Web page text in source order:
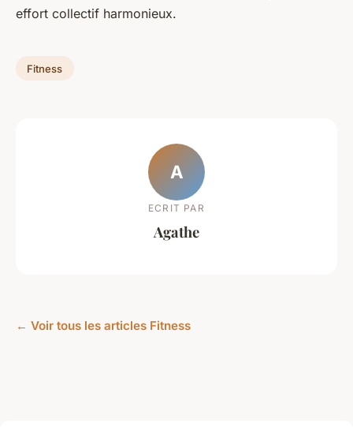
effort collectif harmonieux.
Fitness
A
ECRIT PAR
Agathe
← Voir tous les articles Fitness